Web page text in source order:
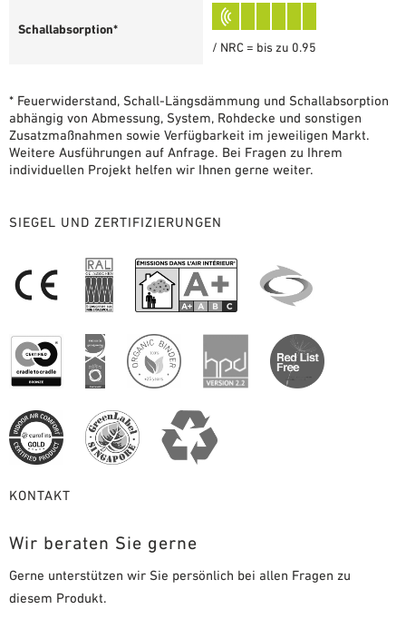
Schallabsorption*
/ NRC = bis zu 0.95
* Feuerwiderstand, Schall-Längsdämmung und Schallabsorption
abhängig von Abmessung, System, Rohdecke und sonstigen
Zusatzmaßnahmen sowie Verfügbarkeit im jeweiligen Markt.
Weitere Ausführungen auf Anfrage. Bei Fragen zu Ihrem
individuellen Projekt helfen wir Ihnen gerne weiter.
SIEGEL UND ZERTIFIZIERUNGEN
KONTAKT
Wir beraten Sie gerne
Gerne unterstützen wir Sie persönlich bei allen Fragen zu
diesem Produkt.